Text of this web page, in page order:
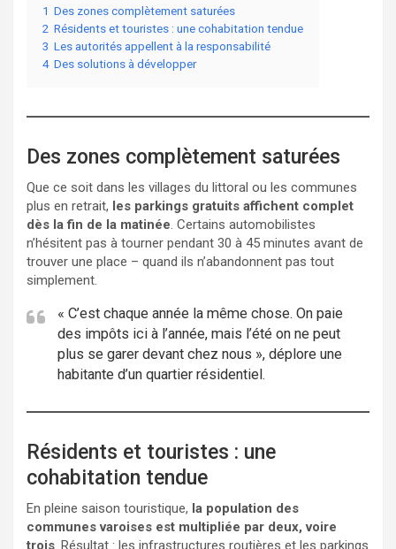
1 Des zones complètement saturées
2 Résidents et touristes : une cohabitation tendue
3 Les autorités appellent à la responsabilité
4 Des solutions à développer
Des zones complètement saturées
Que ce soit dans les villages du littoral ou les communes
plus en retrait, les parkings gratuits affichent complet
dès la fin de la matinée. Certains automobilistes
n’hésitent pas à tourner pendant 30 à 45 minutes avant de
trouver une place – quand ils n’abandonnent pas tout
simplement.
« C’est chaque année la même chose. On paie
des impôts ici à l’année, mais l’été on ne peut
plus se garer devant chez nous », déplore une
habitante d’un quartier résidentiel.
Résidents et touristes : une
cohabitation tendue
En pleine saison touristique, la population des
communes varoises est multipliée par deux, voire
trois. Résultat : les infrastructures routières et les parkings